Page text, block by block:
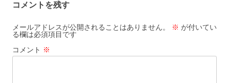
ゲ
ー
シ
ョ
コメントを残す
メールアドレスが公開されることはありません。 ※ が付いてい
る欄は必須項目です
コメント ※